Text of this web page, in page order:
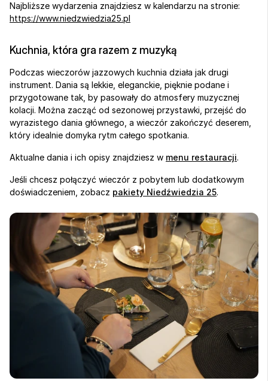
Najbliższe wydarzenia znajdziesz w kalendarzu na stronie:
https://www.niedzwiedzia25.pl
Kuchnia, która gra razem z muzyką
Podczas wieczorów jazzowych kuchnia działa jak drugi
instrument. Dania są lekkie, eleganckie, pięknie podane i
przygotowane tak, by pasowały do atmosfery muzycznej
kolacji. Można zacząć od sezonowej przystawki, przejść do
wyrazistego dania głównego, a wieczór zakończyć deserem,
który idealnie domyka rytm całego spotkania.
Aktualne dania i ich opisy znajdziesz w menu restauracji.
Jeśli chcesz połączyć wieczór z pobytem lub dodatkowym
doświadczeniem, zobacz pakiety Niedźwiedzia 25.